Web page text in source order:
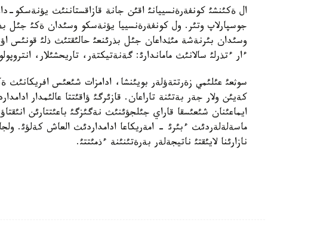
ال ةكئنشئ كونفةرةنسييانئ اقئن جانة قازاقستاننئث يؤنةسكو-
جوسپارلاپ وتئر. ول كونفةرةنسييا يؤنةسكو وسئدان ةكئ جئل
وسئدان بئرنةشة مئثداعان جئل بذرئنعئ حالئقتئث ذلئ قونئس
ءار ءتذرلئ سالانئث ماماندارئ: گةنةتيكتةر، تاريحشئلار،
سوثعئ عئلئمي زةرتتةؤلةر بويئنشا، ادامزات شئعئس افريكانئث
كةيئن ولار جةر بةتئنة تاراعان. قازئرگئ ؤاقئتتا عالئمدار
ايماعئنان شئعئسقا قاراي جئلجؤئنئث نةگئزگئ باعئتتارئن
ماسةلةلةردئث ءبئرئ - امةريكاعا ادامداردئث العاش كةلؤئ.
نازارئنا لايئقتئ ناتيجةلةر بةرةتئنئنة ءذمئتتئ.